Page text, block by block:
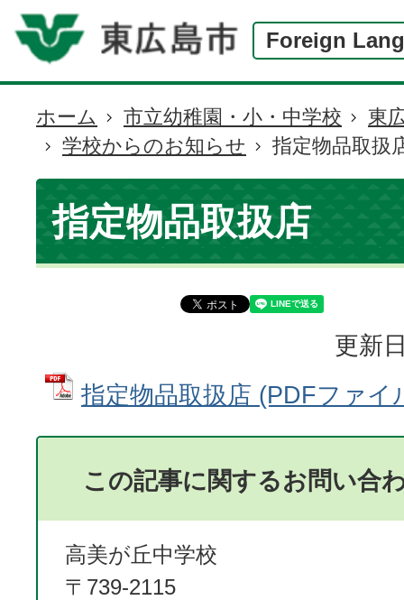
Foreign
現
在
の
位
置
ホーム 市立幼稚園・小・中学校
東
学校からのお知らせ
指定物品取扱
指定物品取扱店
更新
指定物品取扱店 (PDFファイ
この記事に関するお問い合
高美が丘中学校
〒739-2115